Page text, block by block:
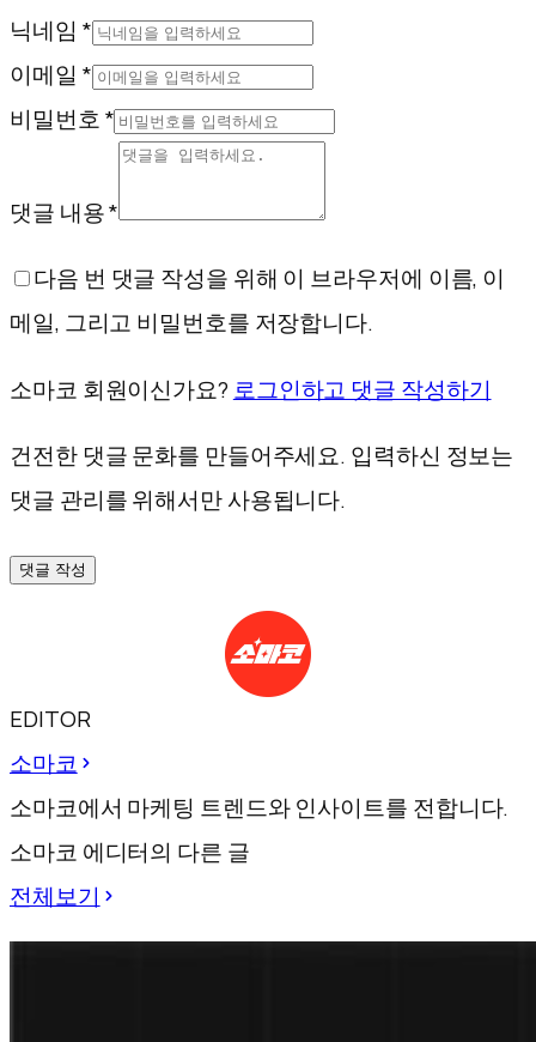
닉네임 *
이메일 *
비밀번호 *
댓글 내용 *
다음 번 댓글 작성을 위해 이 브라우저에 이름, 이
메일, 그리고 비밀번호를 저장합니다.
소마코 회원이신가요? 로그인하고 댓글 작성하기
건전한 댓글 문화를 만들어주세요. 입력하신 정보는
댓글 관리를 위해서만 사용됩니다.
댓글 작성
EDITOR
소마코
소마코에서 마케팅 트렌드와 인사이트를 전합니다.
소마코 에디터의 다른 글
전체보기